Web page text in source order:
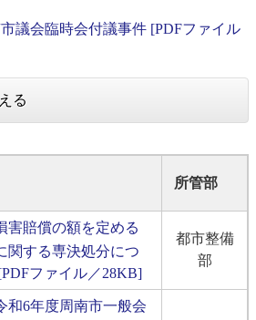
議会臨時会付議事件 [PDFファイル
る
所管部
害賠償の額を定める
関する専決処分につ
ファイル／28KB]
都市整備
部
和6年度周南市一般会